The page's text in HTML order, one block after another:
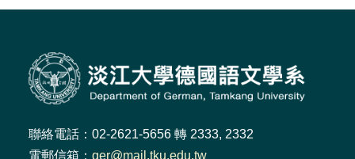
聯絡電話：02-2621-5656 轉 2333, 2332
電郵信箱： ger@mail.tku.edu.tw